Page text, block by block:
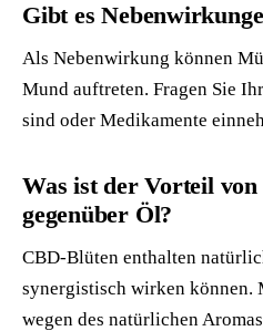
Gibt es
Als Nebenwirkung können
Mund auftreten. Fragen Sie
sind oder Medikamente
Was ist der Vorteil
gegenüber Öl?
CBD-Blüten enthalten
synergistisch wirken können.
wegen des natürlichen